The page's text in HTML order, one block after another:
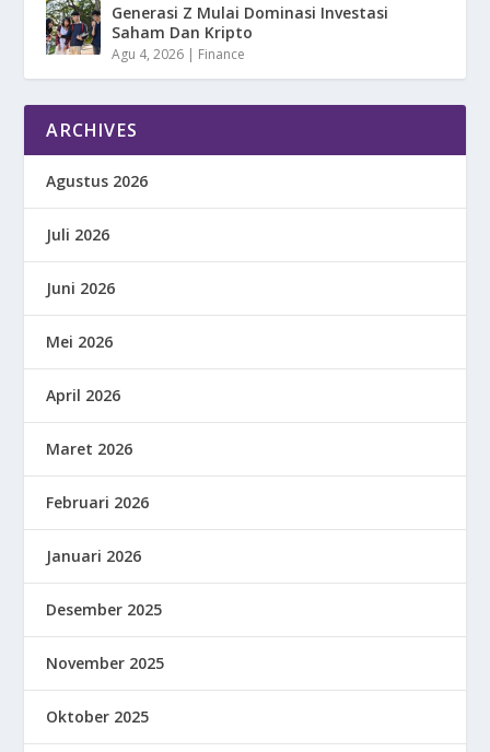
Generasi Z Mulai Dominasi Investasi
Saham Dan Kripto
Agu 4, 2026 | Finance
ARCHIVES
Agustus 2026
Juli 2026
Juni 2026
Mei 2026
April 2026
Maret 2026
Februari 2026
Januari 2026
Desember 2025
November 2025
Oktober 2025